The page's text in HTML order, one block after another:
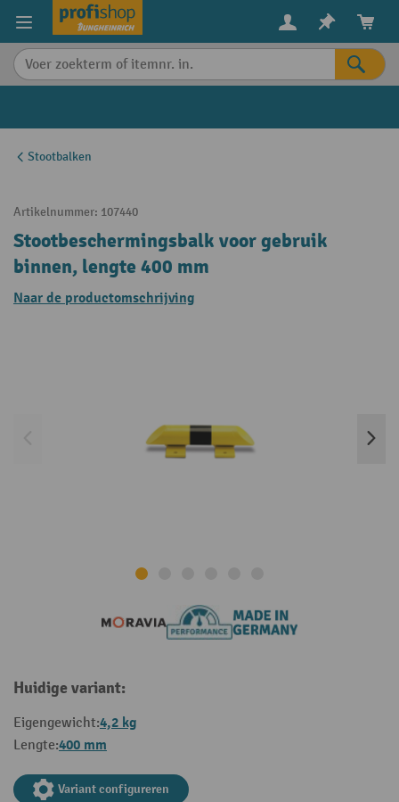
content
Stootbalken
Artikelnummer: 107440
Stootbeschermingsbalk voor gebruik
binnen, lengte 400 mm
Naar de productomschrijving
Huidige variant:
Eigengewicht:4,2 kg
Lengte:400 mm
Variant configureren